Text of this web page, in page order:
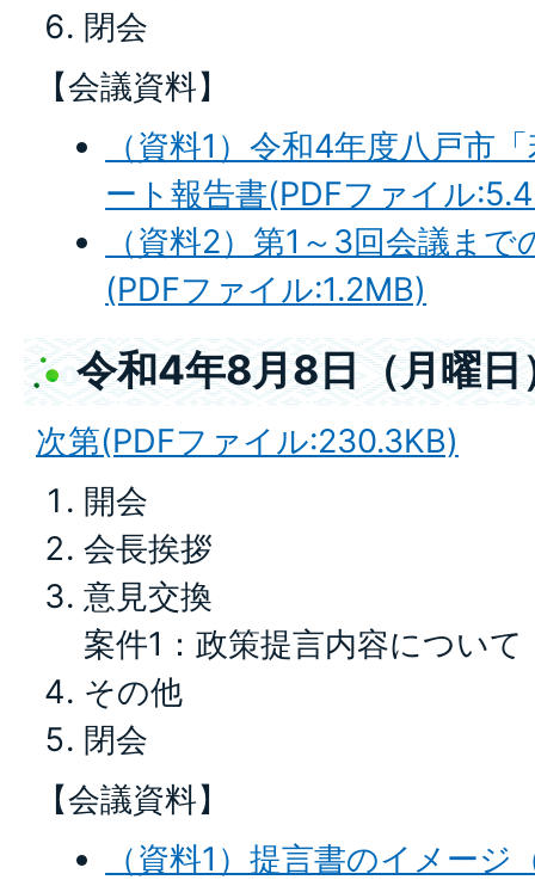
閉会
【会議資料】
（資料1）令和4年度八戸市
ート報告書(PDFファイル
（資料2）第1～3回会議ま
(PDFファイル:1.2MB)
令和4年8月8日（月曜日
次第(PDFファイル:230.3KB)
開会
会長挨拶
意見交換
案件1：政策提言内容について
その他
閉会
【会議資料】
（資料1）提言書のイメージ